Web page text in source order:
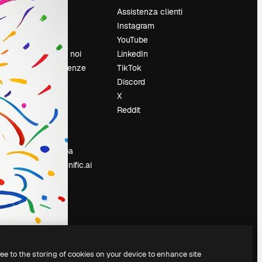
Prezzi
Chi siamo
Recensioni
Lavora con noi
Cerca tendenze
Blog
Eventi
Slidesgo
Vendi i tuoi
contenuti
Sala stampa
Cerchi magnific.ai
Assistenza clienti
Instagram
YouTube
LinkedIn
TikTok
Discord
X
Reddit
to the storing of cookies on your device to enhance site